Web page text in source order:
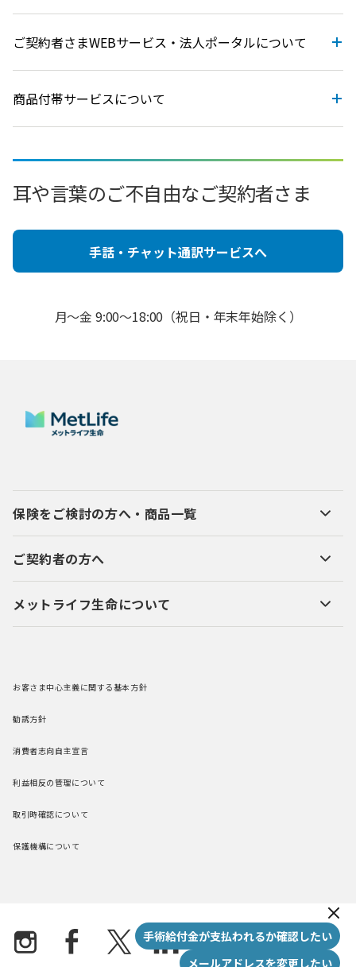
ご契約者さまWEBサービス・法人ポータルについて
商品付帯サービスについて
耳や言葉のご不自由なご契約者さま
手話・チャット通訳サービスへ
月～金 9:00～18:00（祝日・年末年始除く）
保険をご検討の方へ・商品一覧
ご契約者の方へ
メットライフ生命について
お客さま中心主義に関する基本方針
勧誘方針
消費者志向自主宣言
利益相反の管理について
取引時確認について
保護機構について
New
手術給付金が支払われるか確認したい
メールアドレスを変更したい